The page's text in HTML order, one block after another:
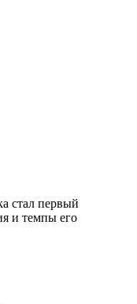
стал первый
и темпы его